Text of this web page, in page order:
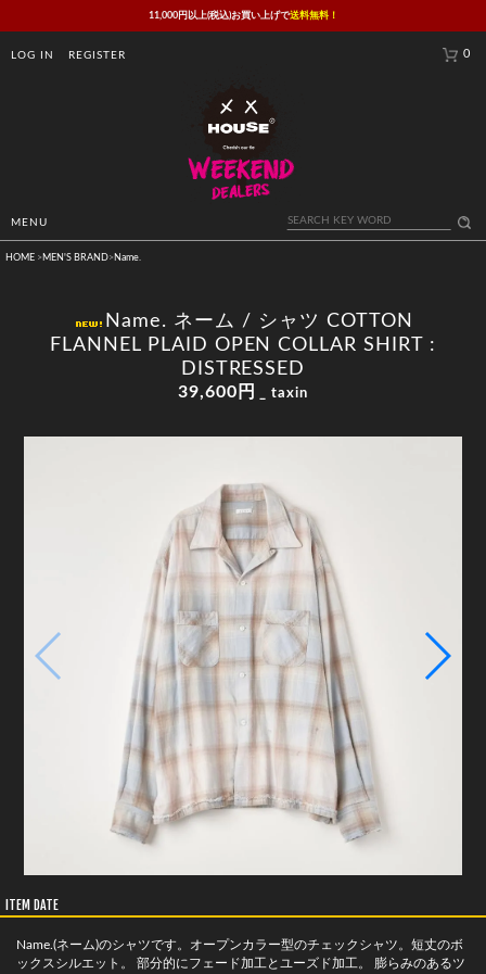
11,000円以上(税込)お買い上げで送料無料！
LOG IN REGISTER 0
MENU
HOME > MEN'S BRAND> Name.
Name. ネーム / シャツ COTTON
FLANNEL PLAID OPEN COLLAR SHIRT :
DISTRESSED
39,600円 _ taxin
ITEM DATE
Name.(ネーム)のシャツです。オープンカラー型のチェックシャツ。短丈のボ
ックスシルエット。 部分的にフェード加工とユーズド加工。 膨らみのあるツ